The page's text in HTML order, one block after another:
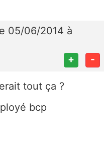
05/06/2014 à
+ -
tout ça ?
bcp